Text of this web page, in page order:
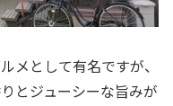
メとして有名ですが、
とジューシーな旨みが